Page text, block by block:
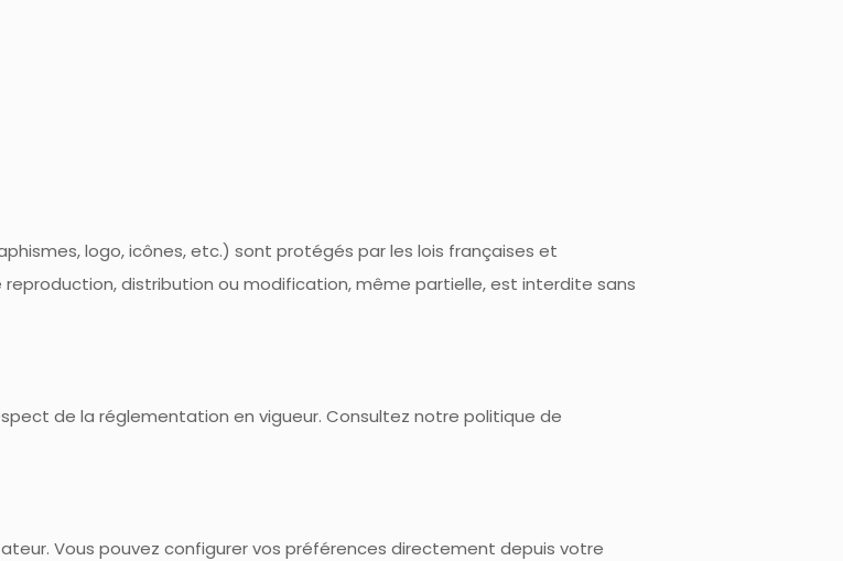
logo, icônes, etc.) sont protégés par les lois françaises et
distribution ou modification, même partielle, est interdite sans
de la réglementation en vigueur. Consultez notre politique de
Vous pouvez configurer vos préférences directement depuis votre